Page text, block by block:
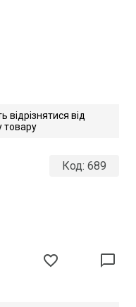
від
товару
Код: 689
favorite_border chat_bubble_outline